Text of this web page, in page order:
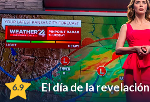
6.9 El día de la revelación